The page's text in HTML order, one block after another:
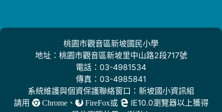
桃園市觀音區新坡國民小學
地址：桃園市觀音區新坡里中山路2段717號
電話：03-4981534
傳真：03-4985841
系統維護與個資保護聯絡窗口：新坡國小資訊組
請用
Chrome、 FireFox或
IE10.0瀏覽器以上獲得